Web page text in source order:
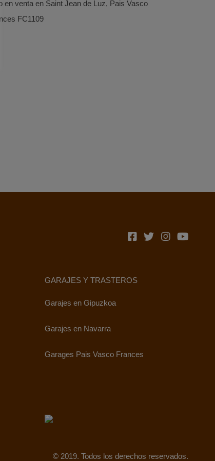
en venta en Saint Jean de Luz, Pais Vasco
FC1109
GARAJES Y TRASTEROS
Garajes en Gipuzkoa
Garajes en Navarra
Garages Pais Vasco Frances
© 2019. Todos los derechos reservados.